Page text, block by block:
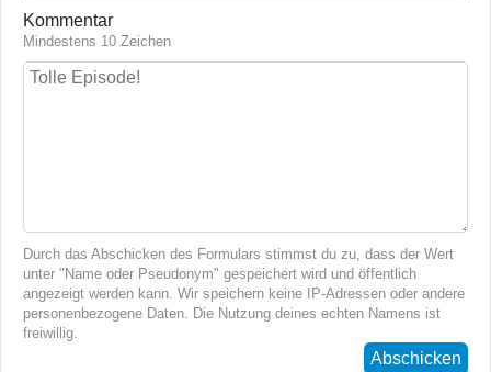
Kommentar
Mindestens 10 Zeichen
Durch das Abschicken des Formulars stimmst du zu, dass der Wert
unter "Name oder Pseudonym" gespeichert wird und öffentlich
angezeigt werden kann. Wir speichern keine IP-Adressen oder andere
personenbezogene Daten. Die Nutzung deines echten Namens ist
freiwillig.
Abschicken